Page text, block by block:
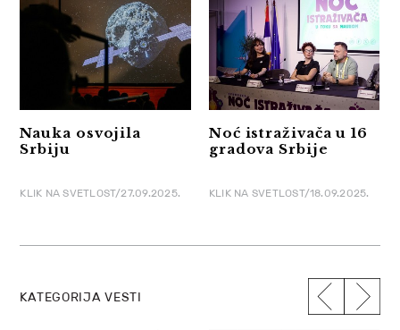
Nauka osvojila
Srbiju
KLIK NA SVETLOST/27.09.2025.
Noć istraživača u 16
gradova Srbije
KLIK NA SVETLOST/18.09.2025.
KATEGORIJA VESTI